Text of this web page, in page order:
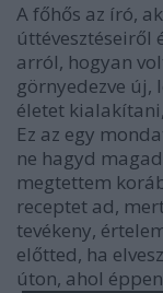
A főhős az író,
úttévesztéseiről
arról, hogyan
görnyedezve
életet
Ez az egy
ne hagyd
megtettem
receptet ad,
tevékeny,
előtted, ha
úton, ahol